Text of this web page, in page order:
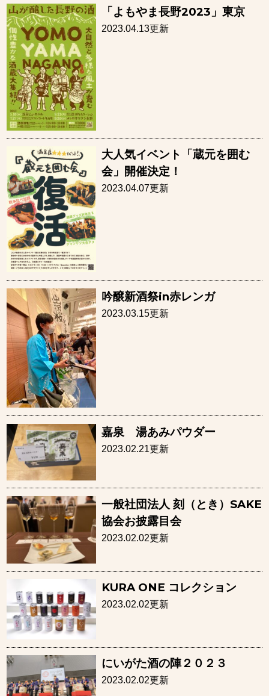
「よもやま長野2023」東京
2023.04.13更新
大人気イベント「蔵元を囲む
会」開催決定！
2023.04.07更新
吟醸新酒祭in赤レンガ
2023.03.15更新
嘉泉 湯あみパウダー
2023.02.21更新
一般社団法人 刻（とき）SAKE
協会お披露目会
2023.02.02更新
KURA ONE コレクション
2023.02.02更新
にいがた酒の陣２０２３
2023.02.02更新